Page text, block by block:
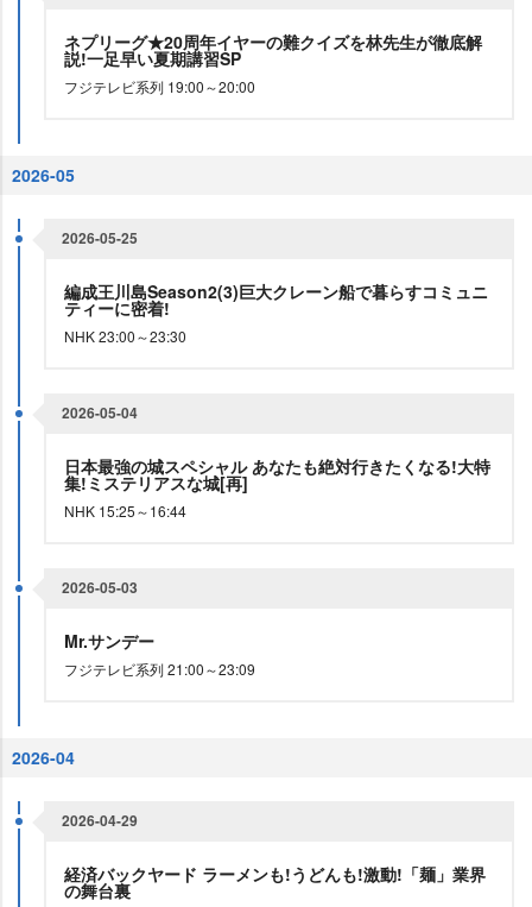
ネプリーグ★20周年イヤーの難クイズを林先生が徹底解
説!一足早い夏期講習SP
フジテレビ系列 19:00～20:00
2026-05
2026-05-25
編成王川島Season2(3)巨大クレーン船で暮らすコミュニ
ティーに密着!
NHK 23:00～23:30
2026-05-04
日本最強の城スペシャル あなたも絶対行きたくなる!大特
集!ミステリアスな城[再]
NHK 15:25～16:44
2026-05-03
Mr.サンデー
フジテレビ系列 21:00～23:09
2026-04
2026-04-29
経済バックヤード ラーメンも!うどんも!激動!「麺」業界
の舞台裏